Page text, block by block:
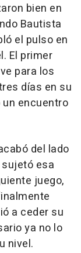
bien en
Bautista
el pulso en
El primer
para los
días en su
encuentro
del lado
esa
juego,
a ceder su
ya no lo
nivel.